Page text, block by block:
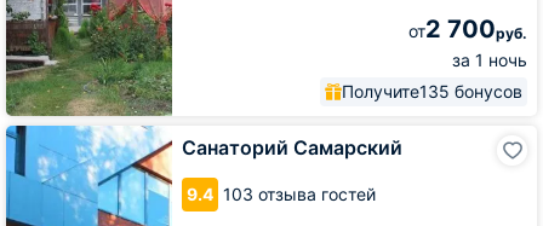
от2 700руб.
за 1 ночь
Получите135 бонусов
Санаторий Самарский
9.4 103 отзыва гостей
Санаторий
Самарский